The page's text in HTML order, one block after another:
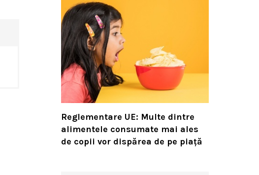
Reglementare UE: Multe dintre
alimentele consumate mai ales
de copii vor dispărea de pe piață